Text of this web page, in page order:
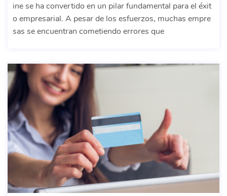
ine se ha convertido en un pilar fundamental para el éxit
o empresarial. A pesar de los esfuerzos, muchas empre
sas se encuentran cometiendo errores que